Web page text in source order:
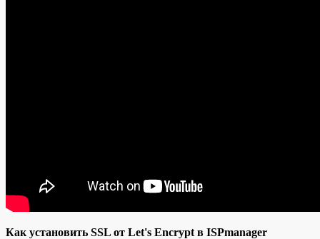
Как установить SSL от Let's Encrypt в ISPmanager